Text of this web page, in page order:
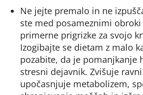
Ne jejte premalo in ne
ste med posameznimi
primerne prigrizke za svojo
Izogibajte se dietam z malo
pozabite, da je pomanjkanje
stresni dejavnik. Zvišuje
upočasnjuje metabolizem,